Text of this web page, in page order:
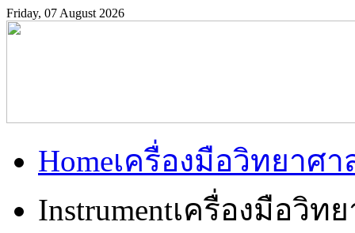
Friday, 07 August 2026
Homeเครื่องมือวิทยาศา
Instrumentเครื่องมือวิท